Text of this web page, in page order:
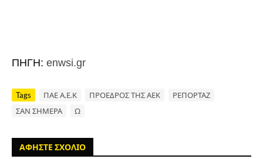
ΠΗΓΗ: enwsi.gr
Tags ΠΑΕ Α.Ε.Κ ΠΡΟΕΔΡΟΣ ΤΗΣ ΑΕΚ
ΡΕΠΟΡΤΑΖ
ΣΑΝ ΣΗΜΕΡΑ
Ω
ΑΦΗΣΤΕ ΣΧΟΛΙΟ